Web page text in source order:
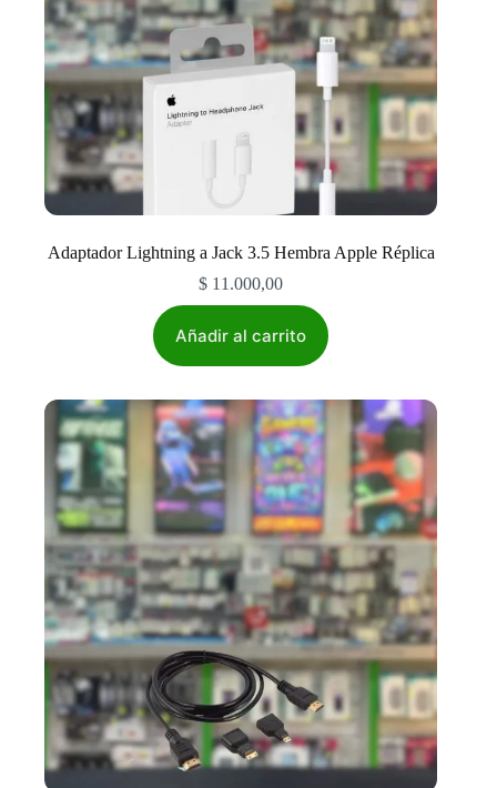
Adaptador Lightning a Jack 3.5 Hembra Apple Réplica
$ 11.000,00
Añadir al carrito